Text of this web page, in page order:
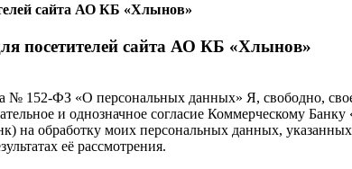
сайта АО КБ «Хлынов»
посетителей сайта АО КБ «Хлынов»
152-ФЗ «О персональных данных» Я, свободно,
и однозначное согласие Коммерческому
на обработку моих персональных данных,
её рассмотрения.